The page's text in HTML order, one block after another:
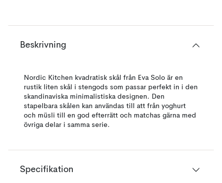
Beskrivning
Nordic Kitchen kvadratisk skål från Eva Solo är en
rustik liten skål i stengods som passar perfekt in i den
skandinaviska minimalistiska designen. Den
stapelbara skålen kan användas till att från yoghurt
och müsli till en god efterrätt och matchas gärna med
övriga delar i samma serie.
Specifikation